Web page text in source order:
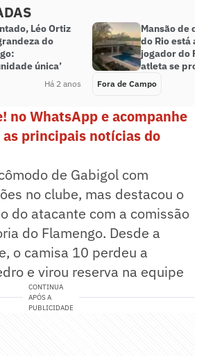
Léo Ortiz
do
única’
Há 2 anos
Mansão de
do Rio está
jogador do
atleta se
Fora de Campo
no WhatsApp e acompanhe
principais notícias do
de Gabigol com
no clube, mas destacou o
do atacante com a comissão
do Flamengo. Desde a
o camisa 10 perdeu a
e virou reserva na equipe
CONTINUA
APÓS A
PUBLICIDADE